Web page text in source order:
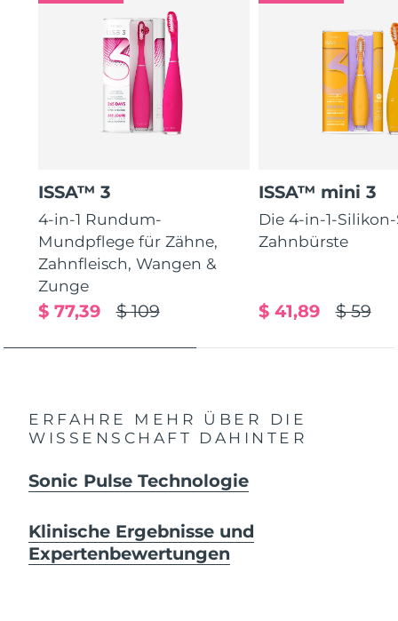
ISSA™ 3
4-in-1 Rundum-
Mundpflege für Zähne,
Zahnfleisch, Wangen &
Zunge
$ 109
$ 77,39
ISSA™ mini 3
Die 4-in-1-
Zahnbürste
$ 59
$ 41,89
ERFAHRE MEHR ÜBER DIE
WISSENSCHAFT DAHINTER
Sonic Pulse Technologie
Klinische Ergebnisse und
Expertenbewertungen